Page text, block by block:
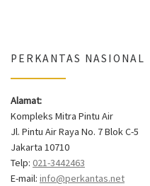
PERKANTAS NASIONAL
Alamat:
Kompleks Mitra Pintu Air
Jl. Pintu Air Raya No. 7 Blok C-5
Jakarta 10710
Telp: 021-3442463
E-mail: info@perkantas.net